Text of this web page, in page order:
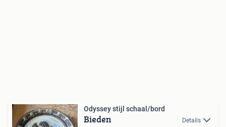
Odyssey stijl schaal/bord
Bieden Details